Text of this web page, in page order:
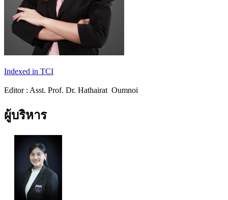
Indexed in TCI
Editor : Asst. Prof. Dr. Hathairat Oumnoi
ผู้บริหาร